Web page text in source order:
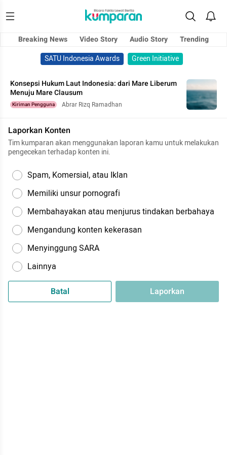
Breaking News Video Story Audio Story
Trending
SATU Indonesia Awards
Green Initiative
Konsepsi Hukum Laut Indonesia: dari Mare Liberum
Menuju Mare Clausum
Kiriman Pengguna Abrar Rizq Ramadhan
Laporkan Konten
Tim kumparan akan menggunakan laporan kamu untuk melakukan
pengecekan terhadap konten ini.
Spam, Komersial, atau Iklan
Memiliki unsur pornografi
Membahayakan atau menjurus tindakan berbahaya
Mengandung konten kekerasan
Menyinggung SARA
Lainnya
Batal Laporkan